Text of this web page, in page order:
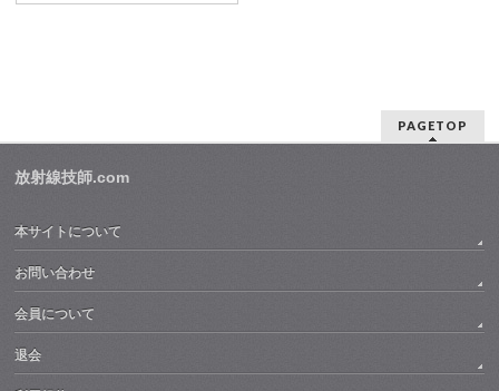
PAGETOP
放射線技師.com
本サイトについて
お問い合わせ
会員について
退会